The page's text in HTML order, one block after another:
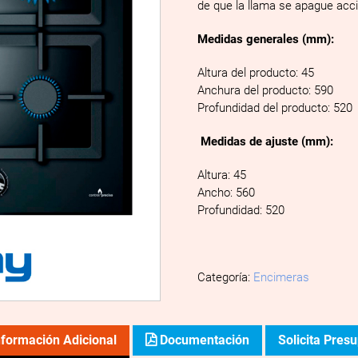
de que la llama se apague
Medidas generales (mm):
Altura del producto: 45
Anchura del producto: 590
Profundidad del producto: 520
Medidas de ajuste (mm):
Altura: 45
Ancho: 560
Profundidad: 520
Categoría: Encimeras
Adicional Documentación Solicita